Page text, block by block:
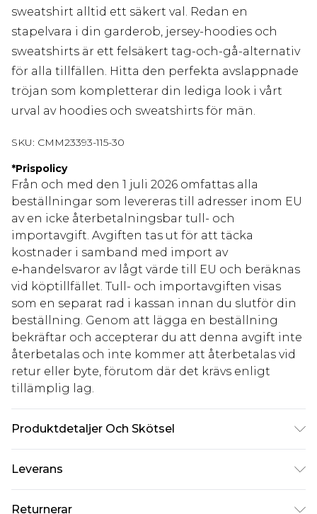
sweatshirt alltid ett säkert val. Redan en
stapelvara i din garderob, jersey-hoodies och
sweatshirts är ett felsäkert tag-och-gå-alternativ
för alla tillfällen. Hitta den perfekta avslappnade
tröjan som kompletterar din lediga look i vårt
urval av hoodies och sweatshirts för män.
SKU: CMM23393-115-30
*Prispolicy
Från och med den 1 juli 2026 omfattas alla
beställningar som levereras till adresser inom EU
av en icke återbetalningsbar tull- och
importavgift. Avgiften tas ut för att täcka
kostnader i samband med import av
e‑handelsvaror av lågt värde till EU och beräknas
vid köptillfället. Tull- och importavgiften visas
som en separat rad i kassan innan du slutför din
beställning. Genom att lägga en beställning
bekräftar och accepterar du att denna avgift inte
återbetalas och inte kommer att återbetalas vid
retur eller byte, förutom där det krävs enligt
tillämplig lag.
Produktdetaljer Och Skötsel
Leverans
Standardleverans Sverige
kr80
Returnerar